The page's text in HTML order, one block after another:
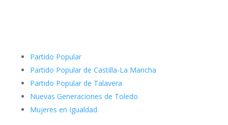
Partido Popular
Partido Popular de Castilla-La Mancha
Partido Popular de Talavera
Nuevas Generaciones de Toledo
Mujeres en Igualdad